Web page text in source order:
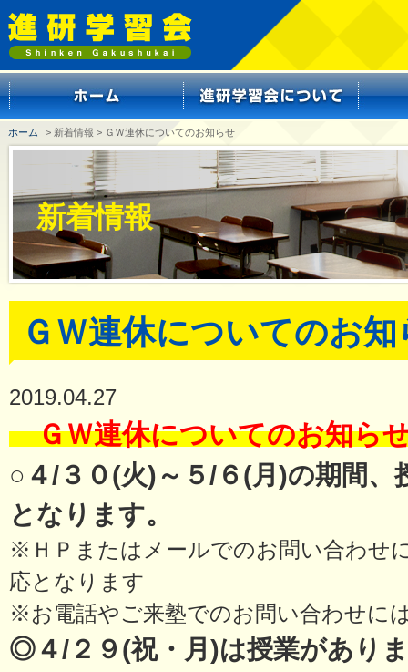
ホーム > 新着情報 > ＧＷ連休についてのお知らせ
新着情報
ＧＷ連休についてのお知
2019.04.27
ＧＷ連休についてのお知
○４/３０(火)～５/６(月)の期間、
となります。
※ＨＰまたはメールでのお問い合わせ
応となります
※お電話やご来塾でのお問い合わせに
◎４/２９(祝・月)は授業があり